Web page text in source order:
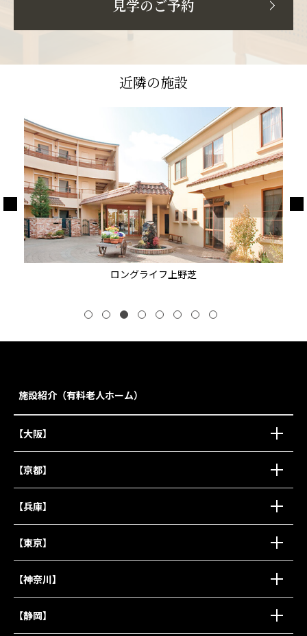
見学のご予約
近隣の施設
ロングライフ上野芝
施設紹介（有料老人ホーム）
【大阪】
【京都】
【兵庫】
【東京】
【神奈川】
【静岡】